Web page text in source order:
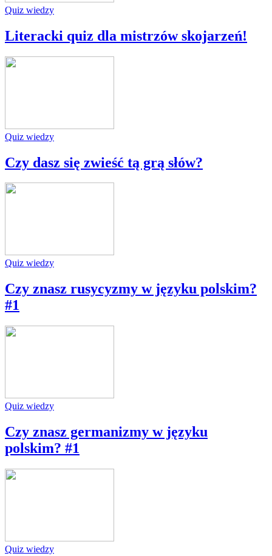
Quiz wiedzy
Literacki quiz dla mistrzów skojarzeń!
Quiz wiedzy
Czy dasz się zwieść tą grą słów?
Quiz wiedzy
Czy znasz rusycyzmy w języku polskim?
#1
Quiz wiedzy
Czy znasz germanizmy w języku
polskim? #1
Quiz wiedzy